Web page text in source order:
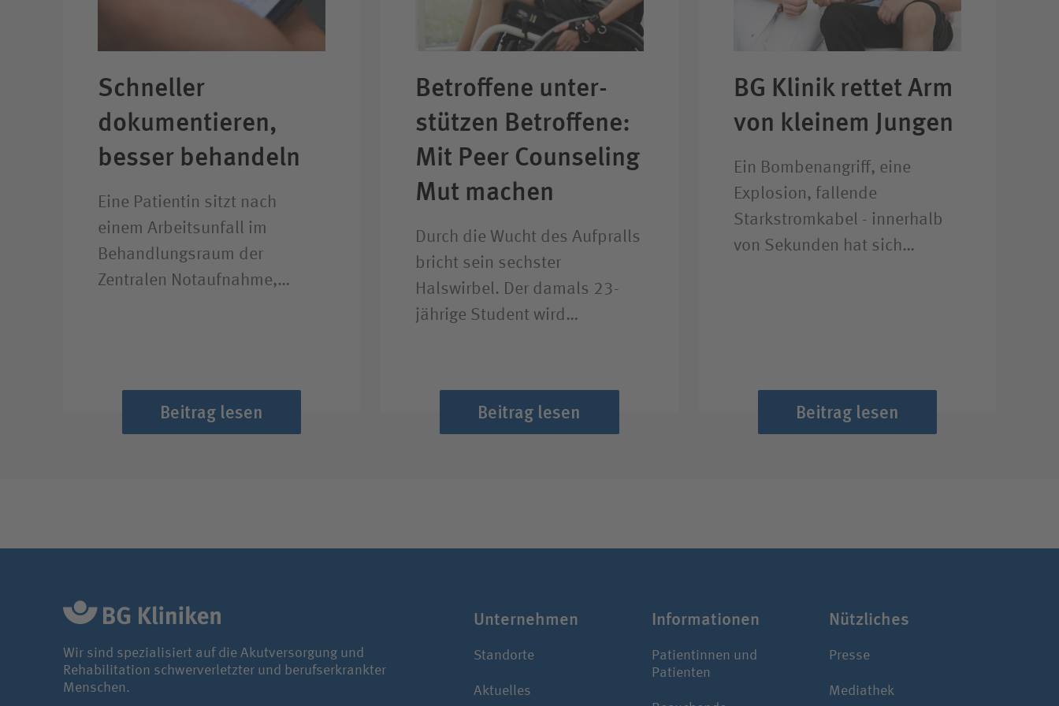
Schneller
dokumentieren,
besser behandeln
Eine Patientin sitzt nach
einem Arbeitsunfall im
Behandlungsraum der
Zentralen Notaufnahme,…
Beitrag lesen
Betroffene unter­
stützen Betroffene:
Mit Peer Counseling
Mut machen
Durch die Wucht des Aufpralls
bricht sein sechster
Halswirbel. Der damals 23-
jährige Student wird…
Beitrag lesen
BG Klinik rettet Arm
von kleinem Jungen
Ein Bombenangriff, eine
Explosion, fallende
Starkstromkabel - innerhalb
von Sekunden hat sich…
Beitrag lesen
Wir sind spezialisiert auf die Akutversorgung und
Rehabilitation schwerverletzter und berufserkrankter
Menschen.
Unter­nehmen
Standorte
Aktuelles
Infor­ma­tionen
Patientinnen und
Patienten
Nützliches
Presse
Mediathek